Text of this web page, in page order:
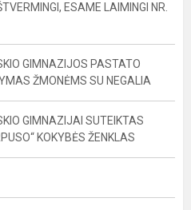
ESAME LAIMINGI NR.
GIMNAZIJOS PASTATO
ŽMONĖMS SU NEGALIA
GIMNAZIJAI SUTEIKTAS
KOKYBĖS ŽENKLAS